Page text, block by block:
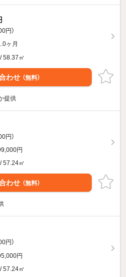
円）
ヶ月
58.37㎡
わせ （無料）
提供
円）
円
57.24㎡
わせ （無料）
円）
円
57.24㎡